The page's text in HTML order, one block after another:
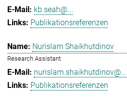
kb.seah@...
Publikationsreferenzen
Nurislam Shaikhutdinov
Research Assistant
nurislam.shaikhutdinov@...
Publikationsreferenzen